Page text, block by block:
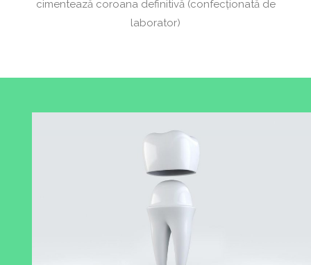
cimentează coroana definitivă (confecționată de
laborator)